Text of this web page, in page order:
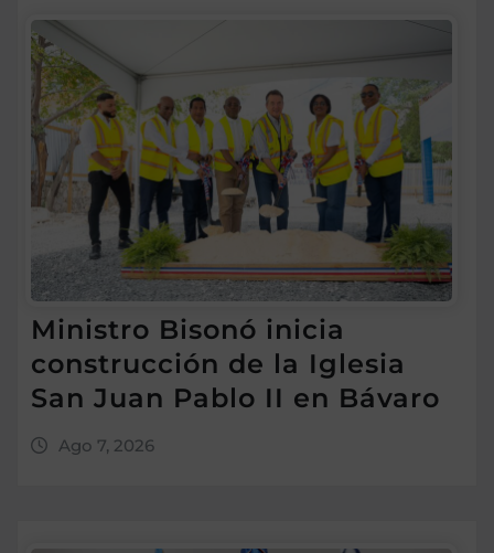
Ministro Bisonó inicia
construcción de la Iglesia
San Juan Pablo II en Bávaro
Ago 7, 2026